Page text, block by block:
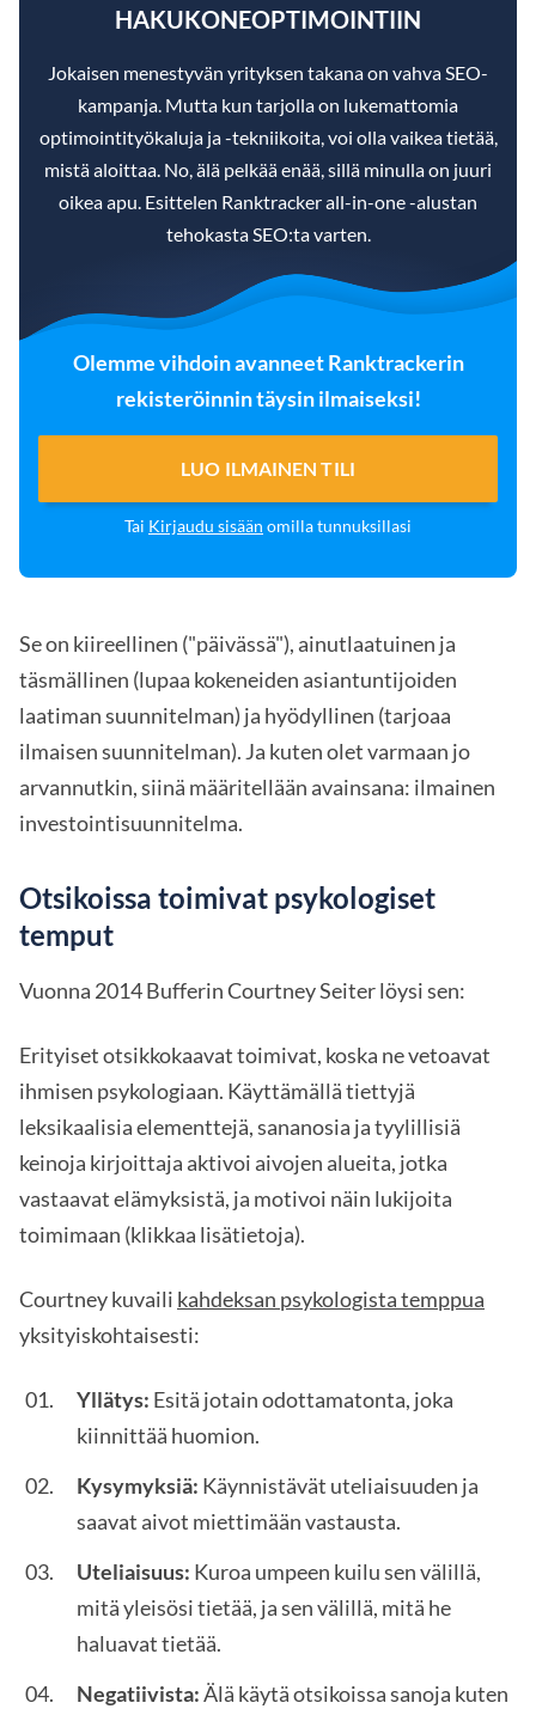
HAKUKONEOPTIMOINTIIN
Jokaisen menestyvän yrityksen takana on vahva SEO-
kampanja. Mutta kun tarjolla on lukemattomia
optimointityökaluja ja -tekniikoita, voi olla vaikea tietää,
mistä aloittaa. No, älä pelkää enää, sillä minulla on juuri
oikea apu. Esittelen Ranktracker all-in-one -alustan
tehokasta SEO:ta varten.
Olemme vihdoin avanneet Ranktrackerin
rekisteröinnin täysin ilmaiseksi!
LUO ILMAINEN TILI
Tai Kirjaudu sisään omilla tunnuksillasi
Se on kiireellinen ("päivässä"), ainutlaatuinen ja
täsmällinen (lupaa kokeneiden asiantuntijoiden
laatiman suunnitelman) ja hyödyllinen (tarjoaa
ilmaisen suunnitelman). Ja kuten olet varmaan jo
arvannutkin, siinä määritellään avainsana: ilmainen
investointisuunnitelma.
Otsikoissa toimivat psykologiset
temput
Vuonna 2014 Bufferin Courtney Seiter löysi sen:
Erityiset otsikkokaavat toimivat, koska ne vetoavat
ihmisen psykologiaan. Käyttämällä tiettyjä
leksikaalisia elementtejä, sananosia ja tyylillisiä
keinoja kirjoittaja aktivoi aivojen alueita, jotka
vastaavat elämyksistä, ja motivoi näin lukijoita
toimimaan (klikkaa lisätietoja).
Courtney kuvaili kahdeksan psykologista temppua
yksityiskohtaisesti:
Yllätys: Esitä jotain odottamatonta, joka
kiinnittää huomion.
Kysymyksiä: Käynnistävät uteliaisuuden ja
saavat aivot miettimään vastausta.
Uteliaisuus: Kuroa umpeen kuilu sen välillä,
mitä yleisösi tietää, ja sen välillä, mitä he
haluavat tietää.
Negatiivista:Älä käytä otsikoissa sanoja kuten